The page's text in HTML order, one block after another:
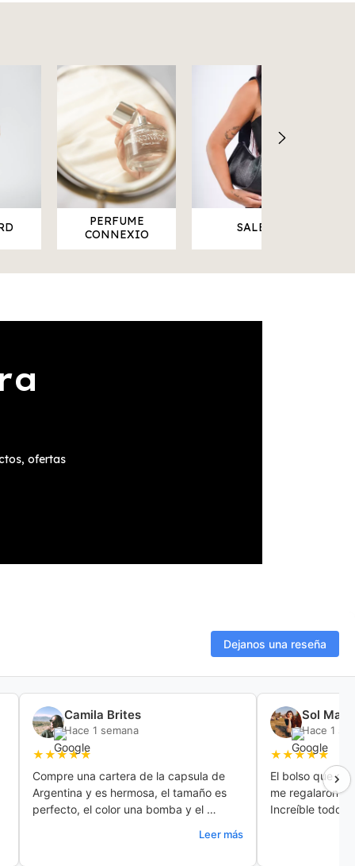
PERFUME
CONNEXIO
SALE
ofertas
Dejanos una reseña
Camila Brites
Hace 1 semana
★★★★★
Compre una cartera de la capsula de
Argentina y es hermosa, el tamaño es
perfecto, el color una bomba y el
Leer más
Sol
Hace 1
★★★★★
El bolso que
me regalaron
Increíble todo !